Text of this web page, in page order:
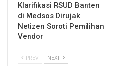
Klarifikasi RSUD Banten
di Medsos Dirujak
Netizen Soroti Pemilihan
Vendor
PREV NEXT